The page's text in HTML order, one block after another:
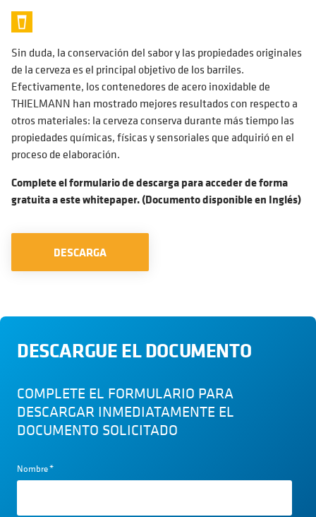
Sin duda, la conservación del sabor y las propiedades originales
de la cerveza es el principal objetivo de los barriles.
Efectivamente, los contenedores de acero inoxidable de
THIELMANN han mostrado mejores resultados con respecto a
otros materiales: la cerveza conserva durante más tiempo las
propiedades químicas, físicas y sensoriales que adquirió en el
proceso de elaboración.
Complete el formulario de descarga para acceder de forma
gratuita a este whitepaper. (Documento disponible en Inglés)
DESCARGA
DESCARGUE EL DOCUMENTO
COMPLETE EL FORMULARIO PARA
DESCARGAR INMEDIATAMENTE EL
DOCUMENTO SOLICITADO
Nombre*